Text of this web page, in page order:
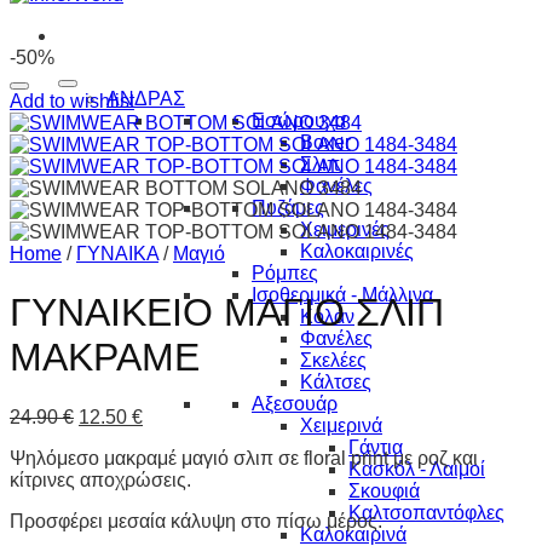
ΑΝΔΡΑΣ
Εσώρουχα
Boxer
Σλιπ
Φανέλες
Πυζάμες
Χειμερινές
Καλοκαιρινές
Ρόμπες
Ισοθερμικά - Μάλλινα
Κολάν
Φανέλες
Σκελέες
Κάλτσες
Αξεσουάρ
Χειμερινά
Γάντια
Κασκόλ - Λαιμοί
Σκουφιά
Καλτσοπαντόφλες
Καλοκαιρινά
-50%
Add to wishlist
Home / ΓΥΝΑΙΚΑ / Μαγιό
ΓΥΝΑΙΚΕΙΟ ΜΑΓΙΟ ΣΛΙΠ
ΜΑΚΡΑΜΕ
24.90€ 12.50 €
Ψηλόμεσο μακραμέ μαγιό σλιπ σε floral print με ροζ και
κίτρινες αποχρώσεις.
Προσφέρει μεσαία κάλυψη στο πίσω μέρος.